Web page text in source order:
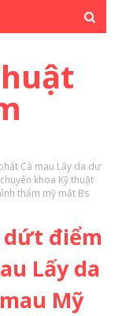
Cà mau Lấy da dư
khoa Kỹ thuật
thẩm mỹ mắt Bs
điểm
Lấy da
Mỹ